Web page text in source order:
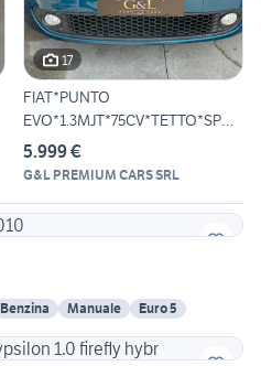
17
FIAT*PUNTO
EVO*1.3MJT*75CV*TETTO*SPOR
T*USB*BLUETOO
5.999 €
G&L PREMIUM CARS SRL
Benzina Manuale
Euro 5